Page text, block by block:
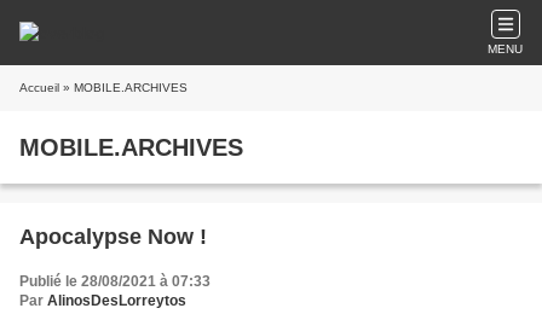
MENU
Accueil » MOBILE.ARCHIVES
MOBILE.ARCHIVES
Apocalypse Now !
Publié le 28/08/2021 à 07:33
Par AlinosDesLorreytos